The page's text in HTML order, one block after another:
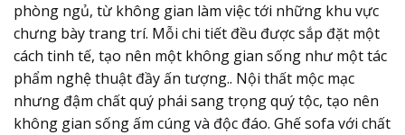
phòng ngủ, từ không gian làm việc tới những khu vực
chưng bày trang trí. Mỗi chi tiết đều được sắp đặt một
cách tinh tế, tạo nên một không gian sống như một tác
phẩm nghệ thuật đầy ấn tượng.. Nội thất mộc mạc
nhưng đậm chất quý phái sang trọng quý tộc, tạo nên
không gian sống ấm cúng và độc đáo. Ghế sofa với chất